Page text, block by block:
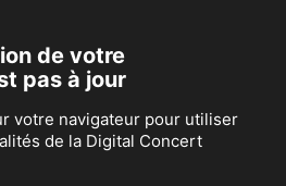
de votre
pas à jour
votre navigateur pour utiliser
de la Digital Concert